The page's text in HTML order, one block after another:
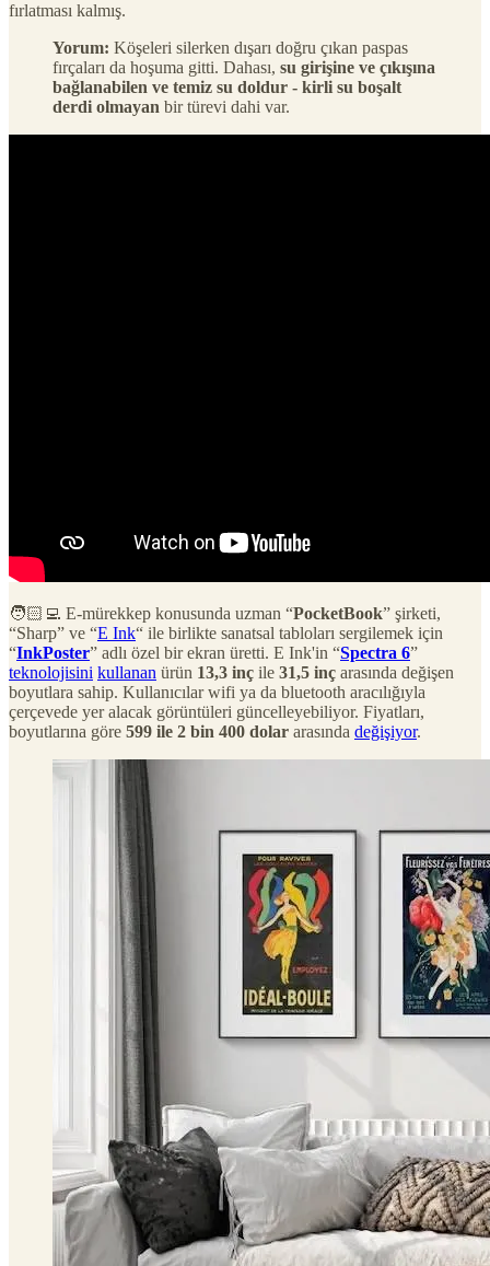
fırlatması kalmış.
Yorum: Köşeleri silerken dışarı doğru çıkan paspas
fırçaları da hoşuma gitti. Dahası, su girişine ve çıkışına
bağlanabilen ve temiz su doldur - kirli su boşalt
derdi olmayan bir türevi dahi var.
🧑🏻‍💻 E-mürekkep konusunda uzman “PocketBook” şirketi,
“Sharp” ve “E Ink“ ile birlikte sanatsal tabloları sergilemek için
“InkPoster” adlı özel bir ekran üretti. E Ink'in “Spectra 6”
teknolojisini kullanan ürün 13,3 inç ile 31,5 inç arasında değişen
boyutlara sahip. Kullanıcılar wifi ya da bluetooth aracılığıyla
çerçevede yer alacak görüntüleri güncelleyebiliyor. Fiyatları,
boyutlarına göre 599 ile 2 bin 400 dolar arasında değişiyor.